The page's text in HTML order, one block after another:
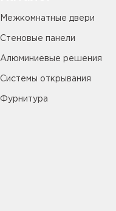
Межкомнатные двери
Стеновые панели
Алюминиевые решения
Системы открывания
Фурнитура